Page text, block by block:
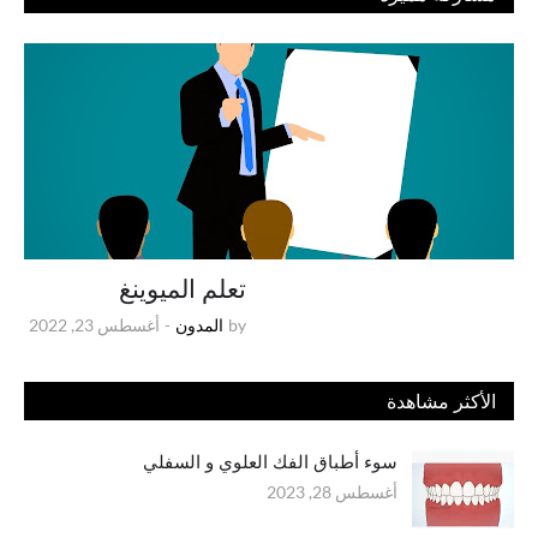
تعلم الميوينغ
by المدون - أغسطس 23, 2022
الأكثر مشاهدة
سوء أطباق الفك العلوي و السفلي
أغسطس 28, 2023